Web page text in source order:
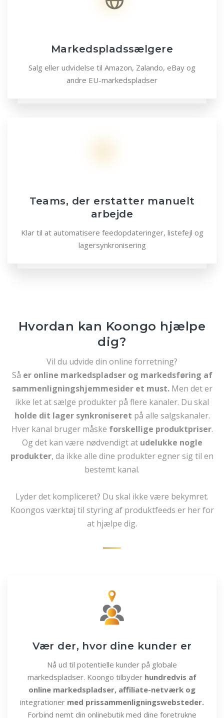
Markedspladssælgere
Salg eller udvidelse til Amazon, Zalando, eBay og
andre EU-markedspladser
Teams, der erstatter manuelt
arbejde
Klar til at automatisere feedopdateringer, listefejl og
lagersynkronisering
Hvordan kan Koongo hjælpe
dig?
Vil du udvide din online forretning?
Så er online markedspladser og markedsføring af
sammenligningshjemmesider et must.Men det er
ikke let at sælge produkter på flere kanaler. Du skal
holde dit lager synkroniseret på alle salgskanaler.
Hver kanal bruger måske forskellige produktpriser.
Og det kan være nødvendigt at udelukke nogle
produkter, da ikke alle dine produkter egner sig til en
bestemt kanal.
Lyder det kompliceret? Du skal ikke være bekymret.
Koongos værktøj til styring af produktfeeds er her for
at hjælpe dig.
Vær der, hvor dine kunder er
Nå ud til potentielle kunder på globale
markedspladser. Koongo tilbyder hundredvis af
online markedspladser, affiliate-netværk og
integrationer med prissammenligningswebsteder.
Forbind nemt din onlinebutik med dine foretrukne